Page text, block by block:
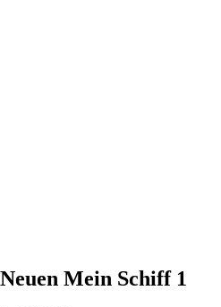
Mein Schiff 1